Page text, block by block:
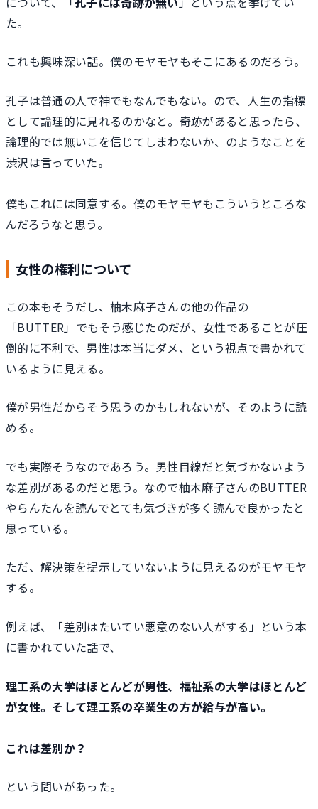
た。
これも興味深い話。僕のモヤモヤもそこにあるのだろう。
孔子は普通の人で神でもなんでもない。ので、人生の指標
として論理的に見れるのかなと。奇跡があると思ったら、
論理的では無いこを信じてしまわないか、のようなことを
渋沢は言っていた。
僕もこれには同意する。僕のモヤモヤもこういうところな
んだろうなと思う。
女性の権利について
この本もそうだし、柚木麻子さんの他の作品の
「BUTTER」でもそう感じたのだが、女性であることが圧
倒的に不利で、男性は本当にダメ、という視点で書かれて
いるように見える。
僕が男性だからそう思うのかもしれないが、そのように読
める。
でも実際そうなのであろう。男性目線だと気づかないよう
な差別があるのだと思う。なので柚木麻子さんのBUTTER
やらんたんを読んでとても気づきが多く読んで良かったと
思っている。
ただ、解決策を提示していないように見えるのがモヤモヤ
する。
例えば、「差別はたいてい悪意のない人がする」という本
に書かれていた話で、
理工系の大学はほとんどが男性、福祉系の大学はほとんど
が女性。そして理工系の卒業生の方が給与が高い。
これは差別か？
という問いがあった。